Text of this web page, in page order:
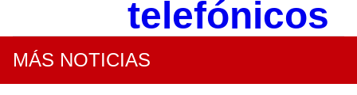
telefónicos
MÁS NOTICIAS